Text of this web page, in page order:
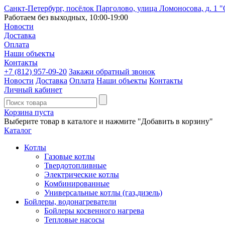
Санкт-Петербург, посёлок Парголово, улица Ломоносова, д. 1
Работаем без выходных, 10:00-19:00
Новости
Доставка
Оплата
Наши объекты
Контакты
+7 (812) 957-09-20 Закажи обратный звонок
Новости Доставка Оплата Наши объекты Контакты
Личный кабинет
Корзина пуста
Выберите товар в каталоге и нажмите "Добавить в корзину"
Каталог
Котлы
Газовые котлы
Твердотопливные
Электрические котлы
Комбинированные
Универсальные котлы (газ,дизель)
Бойлеры, водонагреватели
Бойлеры косвенного нагрева
Тепловые насосы